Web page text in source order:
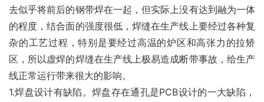
去似乎将前后的钢带焊在一起，但实际上没有达到融为一体
的程度，结合面的强度很低，焊缝在生产线上要经过各种复
杂的工艺过程，特别是要经过高温的炉区和高张力的拉矫
区，所以虚焊的焊缝在生产线上极易造成断带事故，给生产
线正常运行带来很大的影响。
1.焊盘设计有缺陷。焊盘存在通孔是PCB设计的一大缺陷，